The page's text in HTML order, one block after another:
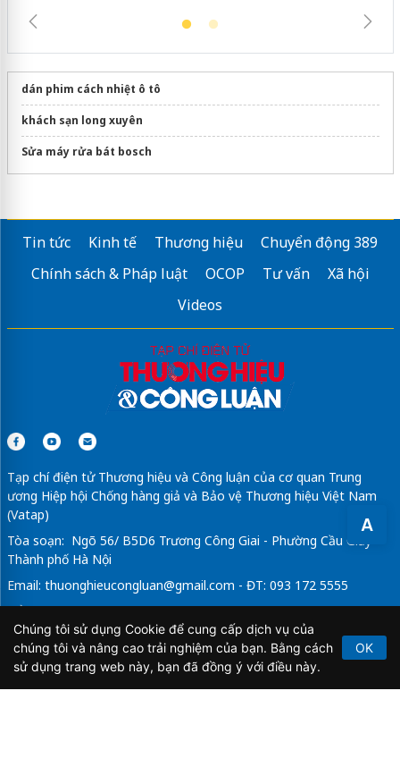
A
dán phim cách nhiệt ô tô
khách sạn long xuyên
Sửa máy rửa bát bosch
Tin tức Kinh tế Thương hiệu
Chuyển động 389
Chính sách & Pháp luật
OCOP Tư vấn
Xã hội
Videos
Tạp chí điện tử Thương hiệu và Công luận của cơ quan Trung
ương Hiệp hội Chống hàng giả và Bảo vệ Thương hiệu Việt Nam
(Vatap)
Tòa soạn: Ngõ 56/ B5D6 Trương Công Giai - Phường Cầu Giấy -
Thành phố Hà Nội
Email: thuonghieucongluan@gmail.com - ĐT: 093 172 5555
Tổng Biên Tập: Vũ Đức Thuận
Giấy phép hoạt động báo chí điện tử số 64/GP-BTTTT do Bộ
Thông tin và Truyền thông cấp ngày 21/2/2020.
Chúng tôi sử dụng Cookie để cung cấp dịch vụ của
chúng tôi và nâng cao trải nghiệm của bạn. Bằng cách
sử dụng trang web này, bạn đã đồng ý với điều này.
OK